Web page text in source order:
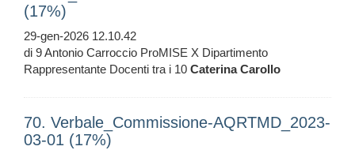
(17%)
29-gen-2026 12.10.42
di 9 Antonio Carroccio ProMISE X Dipartimento
Rappresentante Docenti tra i 10 Caterina Carollo
70. Verbale_Commissione-AQRTMD_2023-
03-01 (17%)